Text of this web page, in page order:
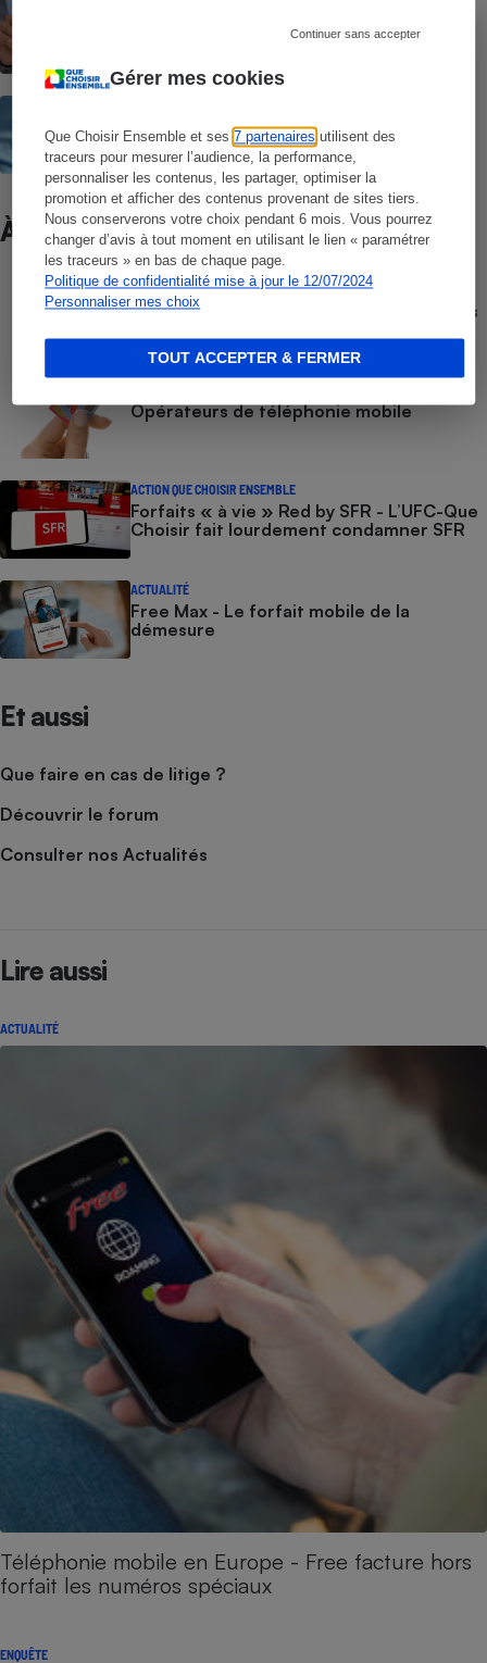
Gérer mes cookies
Que Choisir Ensemble et ses7 partenaires utilisent des
traceurs pour mesurer l’audience, la performance,
personnaliser les contenus, les partager, optimiser la
promotion et afficher des contenus provenant de sites tiers.
Nous conserverons votre choix pendant 6 mois. Vous pourrez
changer d’avis à tout moment en utilisant le lien « paramétrer
les traceurs » en bas de chaque page.
Politique de confidentialité mise à jour le 12/07/2024
Personnaliser mes choix
Continuer sans accepter
TOUT ACCEPTER & FERMER
téléphone mobile classique
À ne pas manquer
COMPARATEUR
Comparateur gratuit des forfaits mobiles
sans engagement
Opérateurs de téléphonie mobile
ACTION QUE CHOISIR ENSEMBLE
Forfaits « à vie » Red by SFR - L’UFC-Que
Choisir fait lourdement condamner SFR
ACTUALITÉ
Free Max - Le forfait mobile de la
démesure
Et aussi
Que faire en cas de litige ?
Découvrir le forum
Consulter nos Actualités
Lire aussi
ACTUALITÉ
Téléphonie mobile en Europe - Free facture hors
forfait les numéros spéciaux
ENQUÊTE